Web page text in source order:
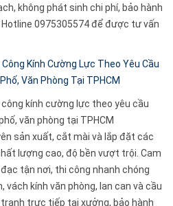
không phát sinh chi phí, bảo hành
Hotline 0975305574 để được tư vấn
Công Kính Cường Lực Theo Yêu Cầu
Văn Phòng Tại TPHCM
công kính cường lực theo yêu cầu
văn phòng tại TPHCM
sản xuất, cắt mài và lắp đặt các
lượng cao, độ bền vượt trội. Cam
tận nơi, thi công nhanh chóng
vách kính văn phòng, lan can và cầu
trực tiếp tại xưởng, bảo hành